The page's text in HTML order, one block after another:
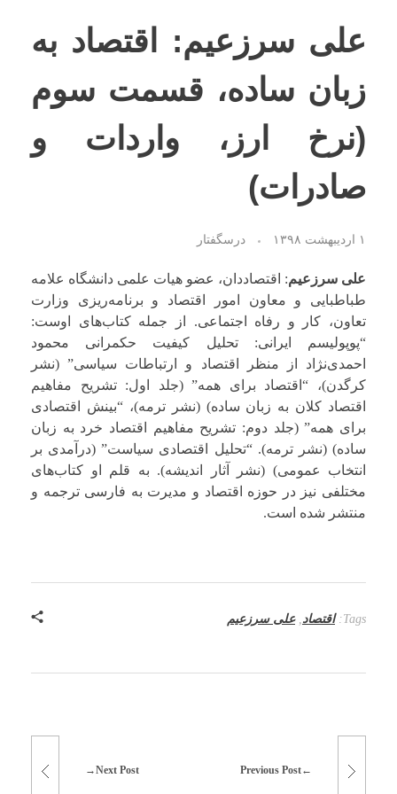
نظرات شما
فهرست ویدئوها
علی سرزعیم: اقتصاد به
زبان ساده، قسمت سوم
(نرخ ارز، واردات و
صادرات)
۱ اردیبهشت ۱۳۹۸ درسگفتار
علی سرزعیم: اقتصاددان، عضو هیات علمی دانشگاه علامه
طباطبایی و معاون امور اقتصاد و برنامه‌ریزی وزارت
تعاون، کار و رفاه اجتماعی. از جمله کتاب‌های اوست:
“پوپولیسم ایرانی: تحلیل کیفیت حکمرانی محمود
احمدی‌نژاد از منظر اقتصاد و ارتباطات سیاسی” (نشر
کرگدن)، “اقتصاد برای همه” (جلد اول: تشریح مفاهیم
اقتصاد کلان به زبان ساده) (نشر ترمه)، “بینش اقتصادی
برای همه” (جلد دوم: تشریح مفاهیم اقتصاد خرد به زبان
ساده) (نشر ترمه). “تحلیل اقتصادی سیاست” (درآمدی بر
انتخاب عمومی) (نشر آثار اندیشه). به قلم او کتاب‌های
مختلفی نیز در حوزه اقتصاد و مدیرت به فارسی ترجمه و
منتشر شده است.
Tags: اقتصاد,علی سرزعیم
Previous Post
Next Post